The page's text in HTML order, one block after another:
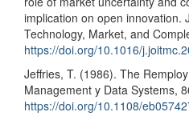
implication on open innovation.
Technology, Market, and
https://doi.org/10.1016/
Jeffries, T. (1986). The
Management y Data Systems,
https://doi.org/10.1108/